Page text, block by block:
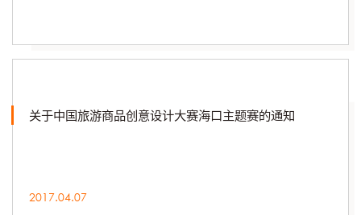
关于中国旅游商品创意设计大赛海口主题赛的通知
2017.04.07